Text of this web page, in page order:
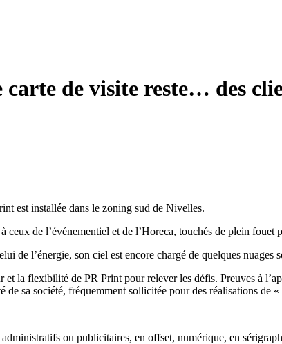
de visite reste… des
est installée dans le zoning sud de Nivelles.
de l’événementiel et de l’Horeca, touchés de plein fouet
de l’énergie, son ciel est encore chargé de quelques nuages
la flexibilité de PR Print pour relever les défis. Preuves à
sa société, fréquemment sollicitée pour des réalisations de
ou publicitaires, en offset, numérique, en